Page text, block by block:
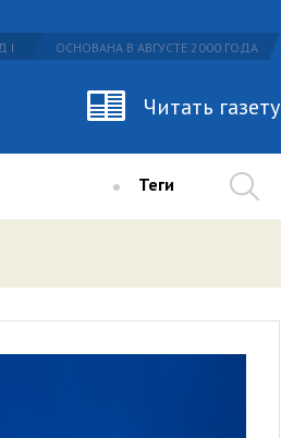
I ОСНОВАНА В АВГУСТЕ 2000 ГОДА
Читать газету
Теги